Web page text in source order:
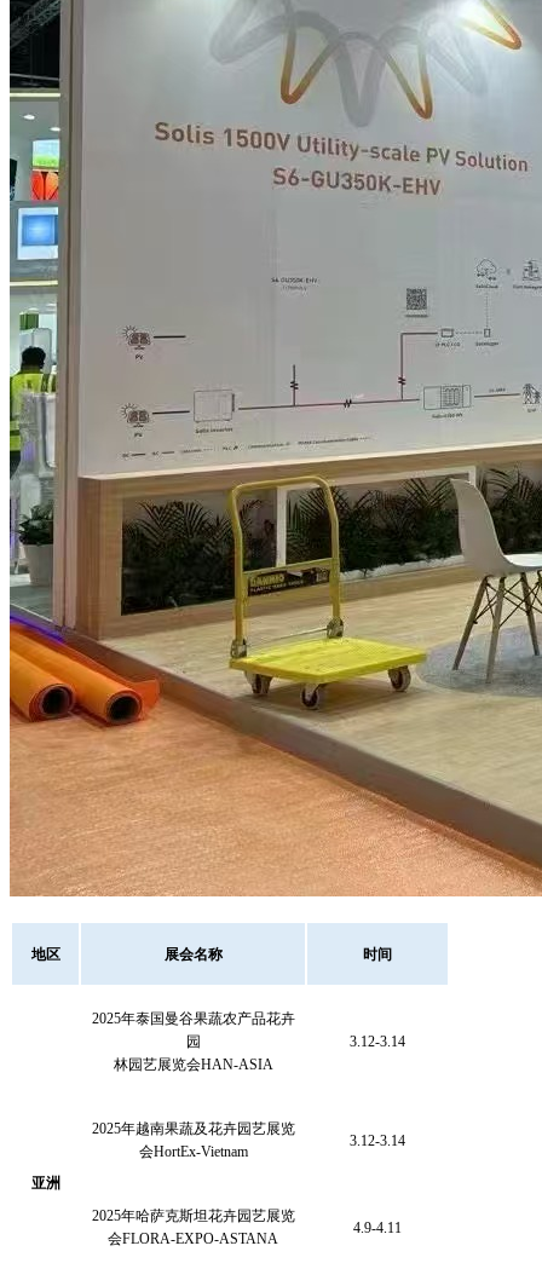
地区 展会名称 时间
亚洲
2025年泰国曼谷果蔬农产品花卉
园
林园艺展览会HAN-ASIA
3.12-3.14
2025年越南果蔬及花卉园艺展览
会HortEx-Vietnam
3.12-3.14
2025年哈萨克斯坦花卉园艺展览
会FLORA-EXPO-ASTANA
4.9-4.11